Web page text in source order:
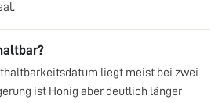
liegt meist bei zwei
ist Honig aber deutlich länger